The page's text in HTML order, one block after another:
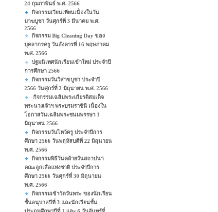
24 กุมภาพันธ์ พ.ศ. 2566
กิจกรรมเวียนเทียนเนื่องในวัน
มาฆบูชา วันศุกร์ที่ 3 มีนาคม พ.ศ.
2566
กิจกรรม Big Cleaning Day ของ
บุคลากรครู วันอังคารที่ 16 พฤษภาคม
พ.ศ. 2566
ปฐมนิเทศนักเรียนเข้าใหม่ ประจำปี
การศึกษา 2566
กิจกรรมวันวิสาขบูชา ประจำปี
2566 วันศุกร์ที่ 2 มิถุนายน พ.ศ. 2566
กิจกรรมเฉลิมพระเกียรติสมเด็จ
พระนางเจ้าฯ พระบรมราชินี เนื่องใน
โอกาสวันเฉลิมพระชนมพรรษา 3
มิถุนายน 2566
กิจกรรมวันไหว้ครู ประจำปีการ
ศึกษา 2566 วันพฤหัสบดีที่ 22 มิถุนายน
พ.ศ. 2566
กิจกรรมพิธีวันคล้ายวันสถาปนา
คณะลูกเสือแห่งชาติ ประจำปีการ
ศึกษา 2566 วันศุกร์ที่ 30 มิถุนายน
พ.ศ. 2566
กิจกรรมเข้าวัดวันพระ ของนักเรียน
ชั้นอนุบาลปีที่ 3 และนักเรียนชั้น